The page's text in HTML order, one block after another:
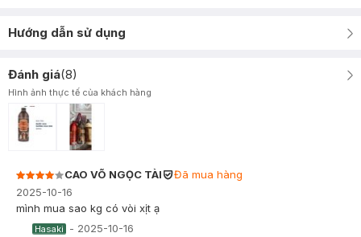
Hướng dẫn sử dụng
Đánh giá(8)
Hình ảnh thực tế của khách hàng
CAO VÕ NGỌC TÀI
Đã mua hàng
2025-10-16
mình mua sao kg có vòi xịt ạ
Hasaki - 2025-10-16